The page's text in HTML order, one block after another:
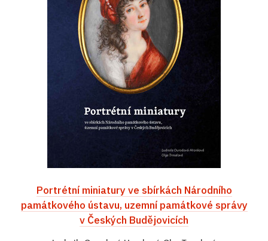
Portrétní miniatury ve sbírkách Národního
památkového ústavu, uzemní památkové správy
v Českých Budějovicích